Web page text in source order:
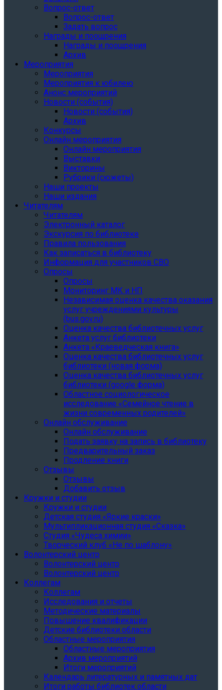
Вопрос-ответ
Вопрос-ответ
Задать вопрос
Награды и поощрения
Награды и поощрения
Архив
Мероприятия
Мероприятия
Мероприятия к юбилею
Анонс мероприятий
Новости (события)
Новости (события)
Архив
Конкурсы
Онлайн мероприятия
Онлайн мероприятия
Выставки
Викторины
Рубрики (сюжеты)
Наши проекты
Наши издания
Читателям
Читателям
Электронный каталог
Экскурсия по библиотеке
Правила пользования
Как записаться в библиотеку
Информация для участников СВО
Опросы
Опросы
Мониторинг МК и НП
Независимая оценка качества оказания
услуг учреждениями культуры
(bus.gov.ru)
Оценка качества библиотечных услуг
Анкета услуг библиотеки
Анкета «Краеведческая книга»
Oценка качества библиотечных услуг
библиотеки (новая форма)
Oценка качества библиотечных услуг
библиотеки (google форма)
Областное социологическое
исследование «Семейное чтение в
жизни современных родителей»
Онлайн обслуживание
Онлайн обслуживание
Подать заявку на запись в библиотеку
Предварительный заказ
Продление книги
Отзывы
Отзывы
Добавить отзыв
Кружки и студии
Кружки и студии
Детская студия «Яркие краски»
Мультипликационная студия «Сказка»
Студия «Чудеса химии»
Творческий клуб «Не по шаблону»
Волонтерский центр
Волонтерский центр
Волонтерский центр
Коллегам
Коллегам
Исследования и отчеты
Методические материалы
Повышение квалификации
Детские библиотеки области
Областные мероприятия
Областные мероприятия
Архив мероприятий
Итоги мероприятий
Календарь литературных и памятных дат
Итоги работы библиотек области